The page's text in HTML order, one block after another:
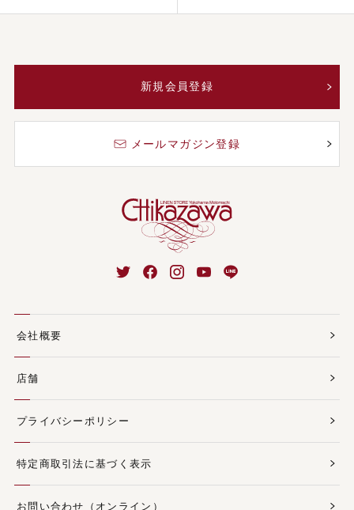
新規会員登録
メールマガジン登録
会社概要
店舗
プライバシーポリシー
特定商取引法に基づく表示
お問い合わせ（オンライン）